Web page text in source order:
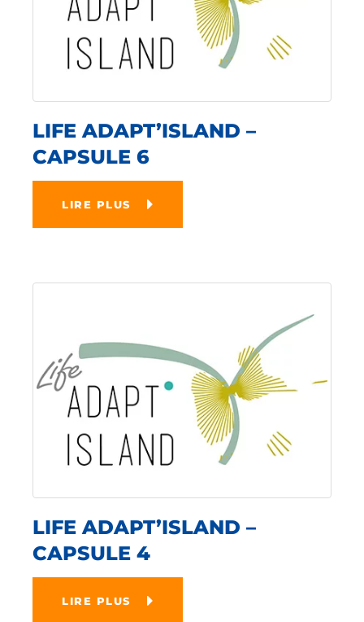
LIFE ADAPT’ISLAND –
CAPSULE 6
LIRE PLUS
LIFE ADAPT’ISLAND –
CAPSULE 4
LIRE PLUS